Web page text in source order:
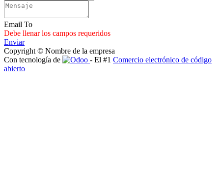
Email To
Debe llenar los campos requeridos
Enviar
Copyright © Nombre de la empresa
Con tecnología de
- El #1 Comercio electrónico de código
abierto